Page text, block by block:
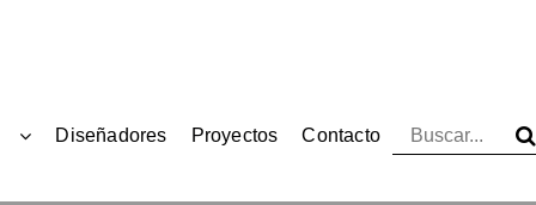
Diseñadores Proyectos Contacto